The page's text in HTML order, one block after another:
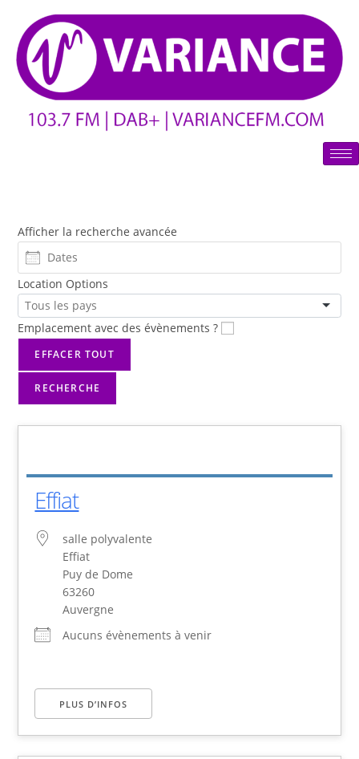
Afficher la recherche avancée
Location Options
Emplacement avec des évènements ?
EFFACER TOUT
RECHERCHE
Effiat
salle polyvalente
Effiat
Puy de Dome
63260
Auvergne
Aucuns évènements à venir
PLUS D’INFOS